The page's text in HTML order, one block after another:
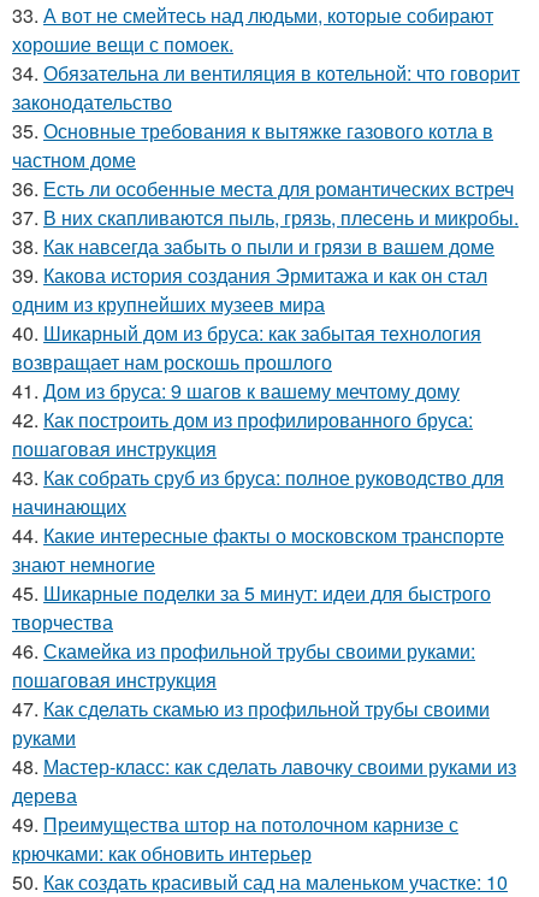
33. А вот не смейтесь над людьми, которые собирают
хорошие вещи с помоек.
34. Обязательна ли вентиляция в котельной: что говорит
законодательство
35. Основные требования к вытяжке газового котла в
частном доме
36. Есть ли особенные места для романтических встреч
37. В них скапливаются пыль, грязь, плесень и микробы.
38. Как навсегда забыть о пыли и грязи в вашем доме
39. Какова история создания Эрмитажа и как он стал
одним из крупнейших музеев мира
40. Шикарный дом из бруса: как забытая технология
возвращает нам роскошь прошлого
41. Дом из бруса: 9 шагов к вашему мечтому дому
42. Как построить дом из профилированного бруса:
пошаговая инструкция
43. Как собрать сруб из бруса: полное руководство для
начинающих
44. Какие интересные факты о московском транспорте
знают немногие
45. Шикарные поделки за 5 минут: идеи для быстрого
творчества
46. Скамейка из профильной трубы своими руками:
пошаговая инструкция
47. Как сделать скамью из профильной трубы своими
руками
48. Мастер-класс: как сделать лавочку своими руками из
дерева
49. Преимущества штор на потолочном карнизе с
крючками: как обновить интерьер
50. Как создать красивый сад на маленьком участке: 10